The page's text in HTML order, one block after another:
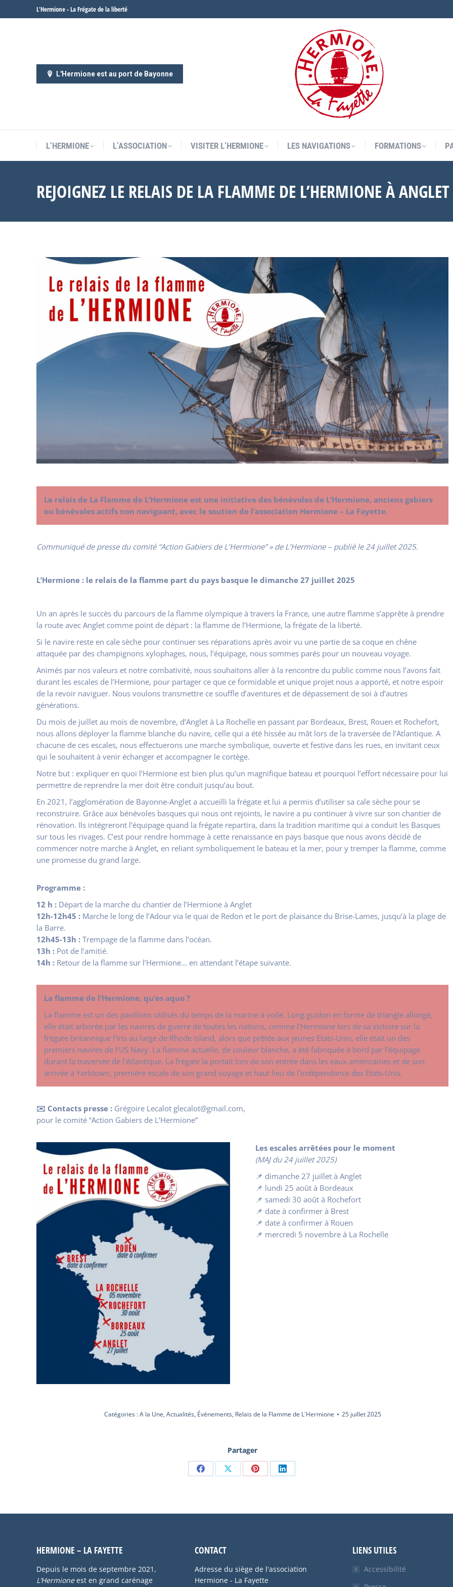
L'Hermione - La Frégate de la liberté
L'Hermione est au port de Bayonne
L’HERMIONE L’ASSOCIATION VISITER L’HERMIONE LES NAVIGATIONS FORMATIONS
REJOIGNEZ LE RELAIS DE LA FLAMME DE L’HERMIONE À ANGLET
Le relais de La Flamme de L’Hermione est une initiative des bénévoles de L’Hermione, anciens gabiers
ou bénévoles actifs non naviguant, avec le soutien de l’association Hermione – La Fayette.
Communiqué de presse du comité “Action Gabiers de L’Hermione” » de L’Hermione – publié le 24 juillet 2025.
L’Hermione : le relais de la flamme part du pays basque le dimanche 27 juillet 2025
Un an après le succès du parcours de la flamme olympique à travers la France, une autre flamme s’apprête à prendre
la route avec Anglet comme point de départ : la flamme de l’Hermione, la frégate de la liberté.
Si le navire reste en cale sèche pour continuer ses réparations après avoir vu une partie de sa coque en chêne
attaquée par des champignons xylophages, nous, l’équipage, nous sommes parés pour un nouveau voyage.
Animés par nos valeurs et notre combativité, nous souhaitons aller à la rencontre du public comme nous l’avons fait
durant les escales de l’Hermione, pour partager ce que ce formidable et unique projet nous a apporté, et notre espoir
de la revoir naviguer. Nous voulons transmettre ce souffle d’aventures et de dépassement de soi à d’autres
générations.
Du mois de juillet au mois de novembre, d’Anglet à La Rochelle en passant par Bordeaux, Brest, Rouen et Rochefort,
nous allons déployer la flamme blanche du navire, celle qui a été hissée au mât lors de la traversée de l’Atlantique. A
chacune de ces escales, nous effectuerons une marche symbolique, ouverte et festive dans les rues, en invitant ceux
qui le souhaitent à venir échanger et accompagner le cortège.
Notre but : expliquer en quoi l’Hermione est bien plus qu’un magnifique bateau et pourquoi l’effort nécessaire pour lui
permettre de reprendre la mer doit être conduit jusqu’au bout.
En 2021, l’agglomération de Bayonne-Anglet a accueilli la frégate et lui a permis d’utiliser sa cale sèche pour se
reconstruire. Grâce aux bénévoles basques qui nous ont rejoints, le navire a pu continuer à vivre sur son chantier de
rénovation. Ils intégreront l’équipage quand la frégate repartira, dans la tradition maritime qui a conduit les Basques
sur tous les rivages. C’est pour rendre hommage à cette renaissance en pays basque que nous avons décidé de
commencer notre marche à Anglet, en reliant symboliquement le bateau et la mer, pour y tremper la flamme, comme
une promesse du grand large.
Programme :
12 h : Départ de la marche du chantier de l’Hermione à Anglet
12h-12h45 : Marche le long de l’Adour via le quai de Redon et le port de plaisance du Brise-Lames, jusqu’à la plage de
la Barre.
12h45-13h : Trempage de la flamme dans l’océan.
13h : Pot de l’amitié.
14h : Retour de la flamme sur l’Hermione… en attendant l’étape suivante.
La flamme de l’Hermione, qu’es aquo ?
La flamme est un des pavillons utilisés du temps de la marine à voile. Long guidon en forme de triangle allongé,
elle était arborée par les navires de guerre de toutes les nations, comme l’Hermione lors de sa victoire sur la
frégate britannique l’Iris au large de Rhode Island, alors que prêtée aux jeunes Etats-Unis, elle était un des
premiers navires de l’US Navy. La flamme actuelle, de couleur blanche, a été fabriquée à bord par l’équipage
durant la traversée de l’Atlantique. La frégate la portait lors de son entrée dans les eaux américaines et de son
arrivée à Yorktown, première escale de son grand voyage et haut lieu de l’indépendance des Etats-Unis.
✉️ Contacts presse : Grégoire Lecalot glecalot@gmail.com,
pour le comité “Action Gabiers de L’Hermione”
Les escales arrêtées pour le moment
(MAJ du 24 juillet 2025)
📌 dimanche 27 juillet à Anglet
📌 lundi 25 août à Bordeaux
📌 samedi 30 août à Rochefort
📌 date à confirmer à Brest
📌 date à confirmer à Rouen
📌 mercredi 5 novembre à La Rochelle
Catégories :A la Une, Actualités, Événements, Relais de la Flamme de L'Hermione 25 juillet 2025
Partager
PartagerPartagerPartagerPartager
HERMIONE – LA FAYETTE
Depuis le mois de septembre 2021,
L’Hermioneest en grand carénage
CONTACT
Adresse du siège de l'association
Hermione - La Fayette
LIENS UTILES
Accessibilité
L’HERMIONE L’ASSOCIATION VISITER L’HERMIONE LES NAVIGATIONS FORMATIONS